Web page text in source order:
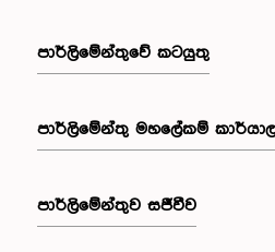
පාර්ලිමේන්තුවේ කටයුතු
පාර්ලිමේන්තු මහලේකම්
පාර්ලිමේන්තුව සජීවීව